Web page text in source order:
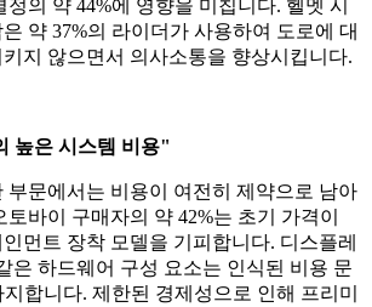
의 약 44%에 영향을 미칩니다. 헬멧 시
약 37%의 라이더가 사용하여 도로에 대
지 않으면서 의사소통을 향상시킵니다.
높은 시스템 비용"
부문에서는 비용이 여전히 제약으로 남아
바이 구매자의 약 42%는 초기 가격이
먼트 장착 모델을 기피합니다. 디스플레
은 하드웨어 구성 요소는 인식된 비용 문
합니다. 제한된 경제성으로 인해 프리미